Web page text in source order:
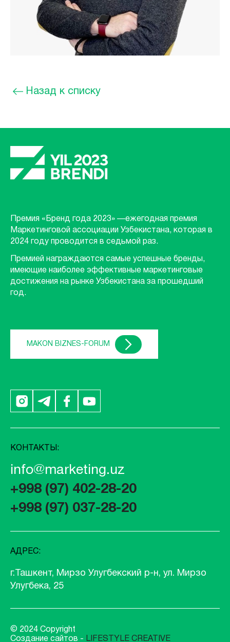
Назад к списку
Премия «Бренд года 2023» —ежегодная премия
Маркетинговой ассоциации Узбекистана, которая в
2024 году проводится в седьмой раз.
Премией награждаются самые успешные бренды,
имеющие наиболее эффективные маркетинговые
достижения на рынке Узбекистана за прошедший
год.
MAKON BIZNES-FORUM
КОНТАКТЫ:
info@marketing.uz
+998 (97) 402-28-20
+998 (97) 037-28-20
АДРЕС:
г.Ташкент, Мирзо Улугбекский р-н, ул. Мирзо
Улугбека, 25
© 2024 Copyright
Создание сайтов - LIFESTYLE CREATIVE